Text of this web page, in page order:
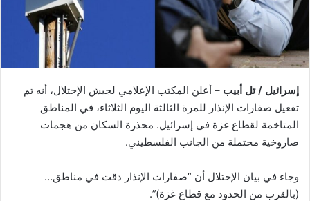
إسرائيل / تل أبيب – أعلن المكتب الإعلامي لجيش الإحتلال، أنه تم
تفعيل صفارات الإنذار للمرة الثالثة اليوم الثلاثاء، في المناطق
المتاخمة لقطاع غزة في إسرائيل. محذرة السكان من هجمات
صاروخية محتملة من الجانب الفلسطيني.
وجاء في بيان الإحتلال أن “صفارات الإنذار دقت في مناطق…
(بالقرب من الحدود مع قطاع غزة)”.